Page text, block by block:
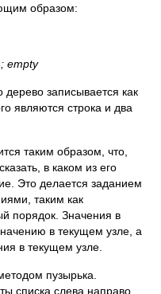
образом:
empty
дерево записывается как
являются строка и два
таким образом, что,
в каком из его
Это делается заданием
таким как
порядок. Значения в
в текущем узле, а
в текущем узле.
пузырька.
списка слева направо.